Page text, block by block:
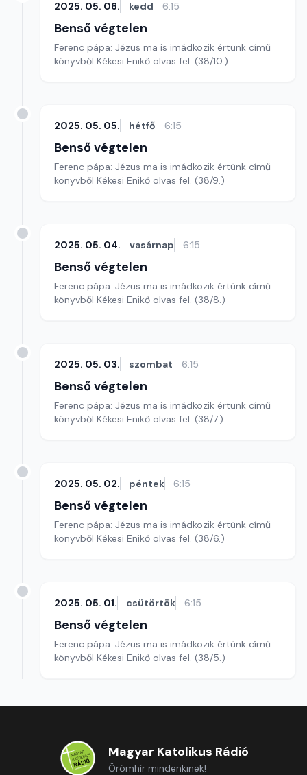
2025. 05. 06. kedd 6:15
Benső végtelen
Ferenc pápa: Jézus ma is imádkozik értünk című
könyvből Kékesi Enikő olvas fel. (38/10.)
2025. 05. 05. hétfő 6:15
Benső végtelen
Ferenc pápa: Jézus ma is imádkozik értünk című
könyvből Kékesi Enikő olvas fel. (38/9.)
2025. 05. 04. vasárnap 6:15
Benső végtelen
Ferenc pápa: Jézus ma is imádkozik értünk című
könyvből Kékesi Enikő olvas fel. (38/8.)
2025. 05. 03. szombat 6:15
Benső végtelen
Ferenc pápa: Jézus ma is imádkozik értünk című
könyvből Kékesi Enikő olvas fel. (38/7.)
2025. 05. 02. péntek 6:15
Benső végtelen
Ferenc pápa: Jézus ma is imádkozik értünk című
könyvből Kékesi Enikő olvas fel. (38/6.)
2025. 05. 01. csütörtök 6:15
Benső végtelen
Ferenc pápa: Jézus ma is imádkozik értünk című
könyvből Kékesi Enikő olvas fel. (38/5.)
Magyar Katolikus Rádió
Örömhír mindenkinek!